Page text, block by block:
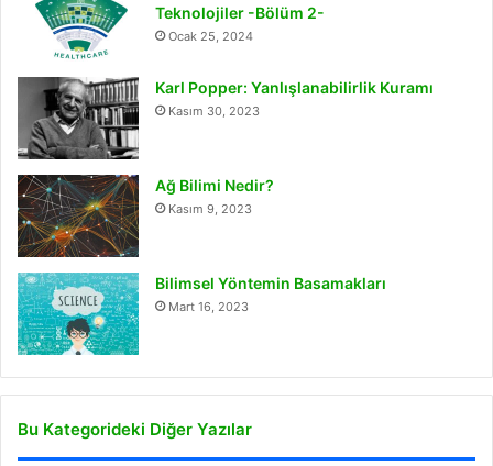
Teknolojiler -Bölüm 2-
Ocak 25, 2024
Karl Popper: Yanlışlanabilirlik Kuramı
Kasım 30, 2023
Ağ Bilimi Nedir?
Kasım 9, 2023
Bilimsel Yöntemin Basamakları
Mart 16, 2023
Bu Kategorideki Diğer Yazılar